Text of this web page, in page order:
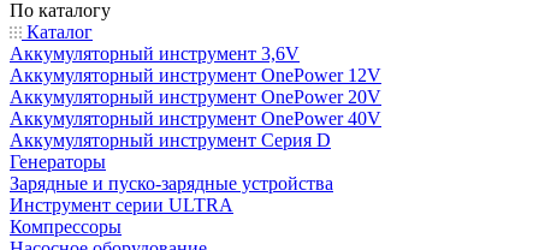
По каталогу
Каталог
Аккумуляторный инструмент 3,6V
Аккумуляторный инструмент OnePower 12V
Аккумуляторный инструмент OnePower 20V
Аккумуляторный инструмент OnePower 40V
Аккумуляторный инструмент Серия D
Генераторы
Зарядные и пуско-зарядные устройства
Инструмент серии ULTRA
Компрессоры